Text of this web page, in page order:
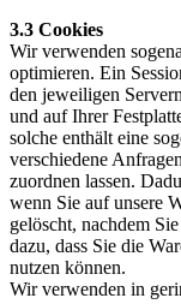
3.3 Cookies
Wir verwenden
optimieren. Ein
den jeweiligen
und auf Ihrer
solche enthält eine
verschiedene
zuordnen lassen.
wenn Sie auf unsere
gelöscht, nachdem
dazu, dass Sie die
nutzen können.
Wir verwenden in